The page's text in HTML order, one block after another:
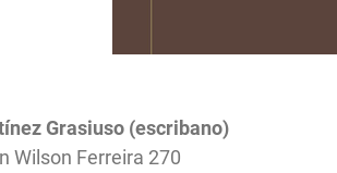
Grasiuso (escribano)
Wilson Ferreira 270